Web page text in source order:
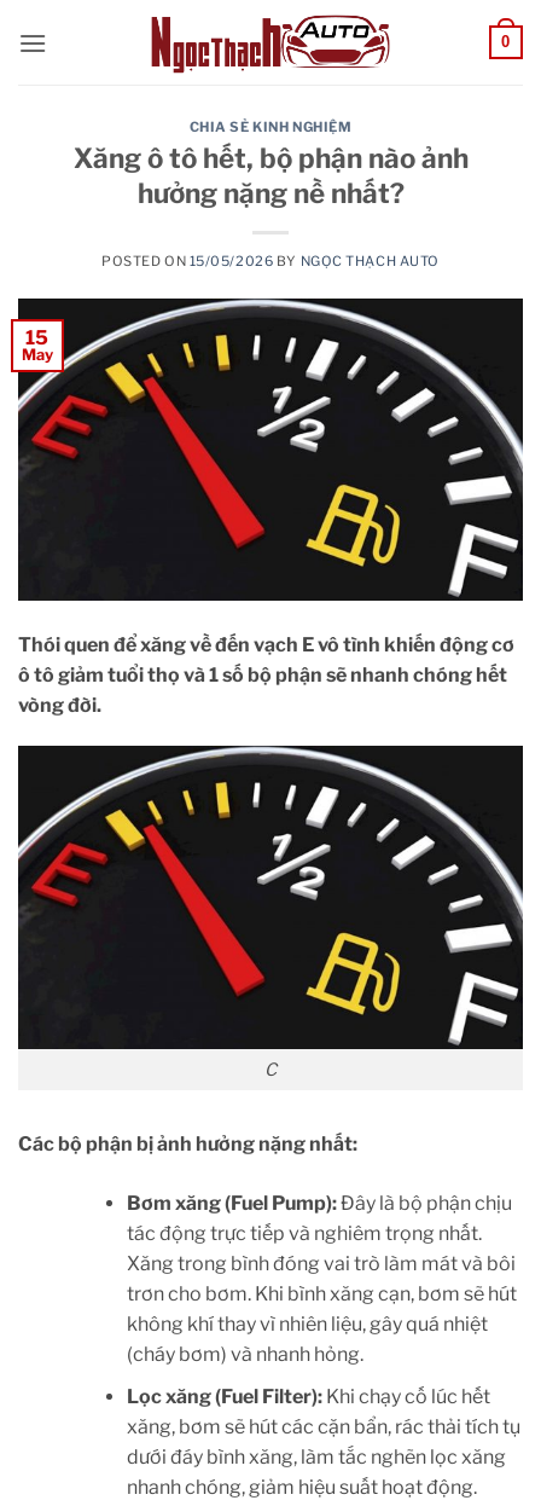
0
CHIA SẺ KINH NGHIỆM
Xăng ô tô hết, bộ phận nào ảnh
hưởng nặng nề nhất?
POSTED ON 15/05/2026 BY NGỌC THẠCH AUTO
15
May
Thói quen để xăng về đến vạch E vô tình khiến động cơ
ô tô giảm tuổi thọ và 1 số bộ phận sẽ nhanh chóng hết
vòng đời.
C
Các bộ phận bị ảnh hưởng nặng nhất:
Bơm xăng (Fuel Pump):Đây là bộ phận chịu
tác động trực tiếp và nghiêm trọng nhất.
Xăng trong bình đóng vai trò làm mát và bôi
trơn cho bơm. Khi bình xăng cạn, bơm sẽ hút
không khí thay vì nhiên liệu, gây quá nhiệt
(cháy bơm) và nhanh hỏng.
Lọc xăng (Fuel Filter):Khi chạy cố lúc hết
xăng, bơm sẽ hút các cặn bẩn, rác thải tích tụ
dưới đáy bình xăng, làm tắc nghẽn lọc xăng
nhanh chóng, giảm hiệu suất hoạt động.